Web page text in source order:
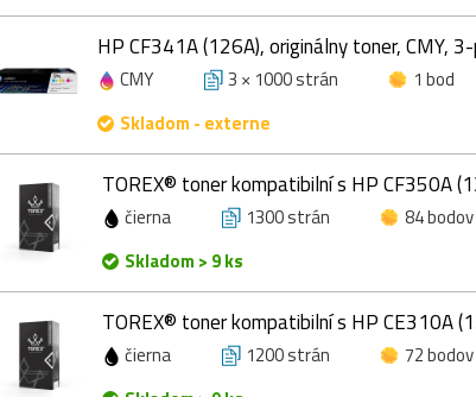
HP CF341A (126A), originálny toner, CMY,
CMY 3 × 1000 strán
1 bod
Skladom - externe
TOREX® toner kompatibilní s HP CF350A
čierna 1300 strán
84 bodov
Skladom > 9 ks
TOREX® toner kompatibilní s HP CE310A
čierna 1200 strán
72 bodov